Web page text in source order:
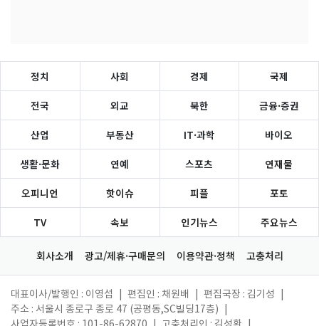
정치 사회 경제 국제
전국 외교 북한 금융·증권
산업 부동산 IT·과학 바이오
생활·문화 연예 스포츠 연재물
오피니언 핫이슈 피플 포토
TV 속보 인기뉴스 주요뉴스
회사소개 광고/제휴·구매문의 이용약관·정책 고충처리
대표이사/발행인 : 이영섭 편집인 : 채원배 편집국장 : 김기성
주소 : 서울시 종로구 종로 47 (공평동,SC빌딩17층)